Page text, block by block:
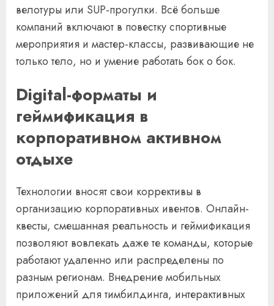
велотуры или SUP-прогулки. Всё больше
компаний включают в повестку спортивные
мероприятия и мастер-классы, развивающие не
только тело, но и умение работать бок о бок.
Digital-форматы и
геймификация в
корпоративном активном
отдыхе
Технологии вносят свои коррективы в
организацию корпоративных ивентов. Онлайн-
квесты, смешанная реальность и геймификация
позволяют вовлекать даже те команды, которые
работают удаленно или распределены по
разным регионам. Внедрение мобильных
приложений для тимбилдинга, интерактивных